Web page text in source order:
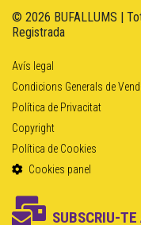
© 2026 BUFALLUMS |
Registrada
Avís legal
Condicions Generals de
Política de Privacitat
Copyright
Política de Cookies
Cookies panel
SUBSCRIU-